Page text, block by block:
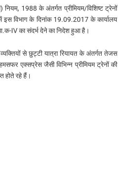
नियम, 1988 के अंतर्गत प्रीमियम/विशिष्ट ट्रेनों
में इस विभाग के दिनांक 19.09.2017 के कार्यालय
IV का संदर्भ देने का निदेश हुआ है।
व्यक्तियों से छुट्टी यात्रा रियायत के अंतर्गत तेजस
एक्सप्रेस जैसी विभिन्‍न प्रीमियम ट्रेनों की
होते रहे हैं।